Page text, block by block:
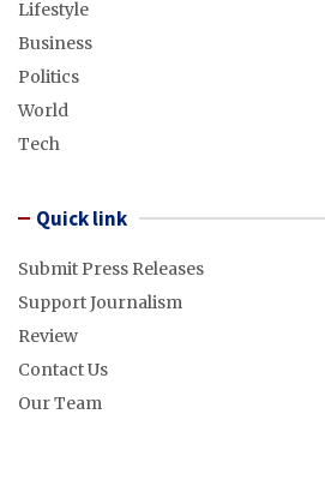
Lifestyle
Business
Politics
World
Tech
Quick link
Submit Press Releases
Support Journalism
Review
Contact Us
Our Team